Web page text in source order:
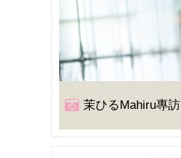
茉ひるMahiru專訪